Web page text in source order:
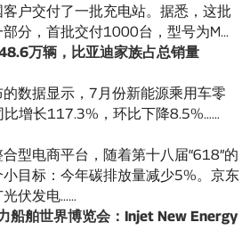
户交付了一批充电站。据悉，这批
分，首批交付1000台，型号为M...
万辆，比亚迪家族占总销量
数据显示，7月份新能源乘用车零
增长117.3%，环比下降8.5%……
型电商平台，随着第十八届“618”的
目标：今年碳排放量减少5%。京东
伏发电……
船舶世界博览会：Injet New Energy